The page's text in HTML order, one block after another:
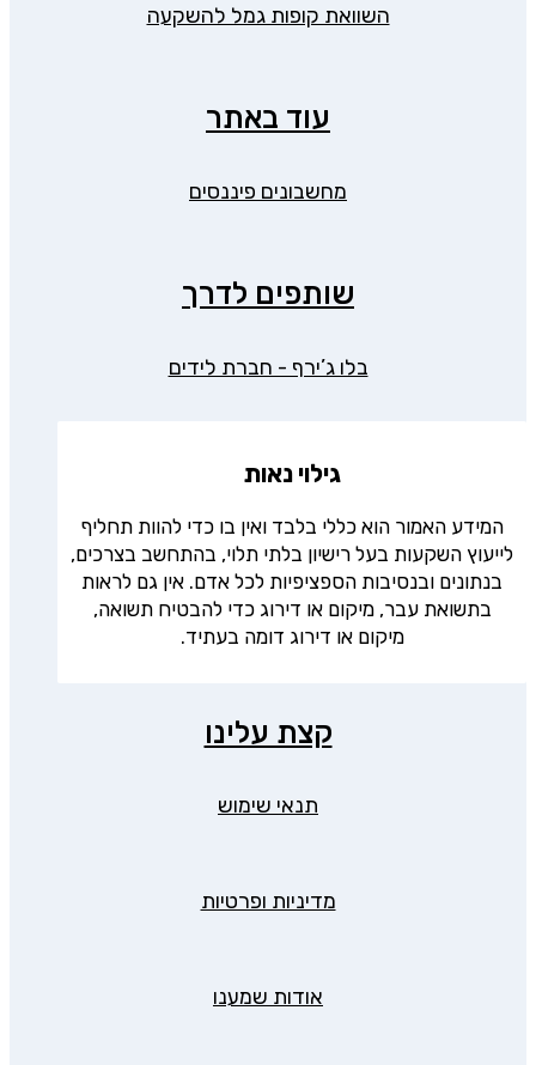
השוואת קופות גמל להשקעה
עוד באתר
מחשבונים פיננסים
שותפים לדרך
בלו ג’ירף - חברת לידים
גילוי נאות
המידע האמור הוא כללי בלבד ואין בו כדי להוות תחליף
לייעוץ השקעות בעל רישיון בלתי תלוי, בהתחשב בצרכים,
בנתונים ובנסיבות הספציפיות לכל אדם. אין גם לראות
בתשואת עבר, מיקום או דירוג כדי להבטיח תשואה,
מיקום או דירוג דומה בעתיד.
קצת עלינו
תנאי שימוש
מדיניות ופרטיות
אודות שמענו